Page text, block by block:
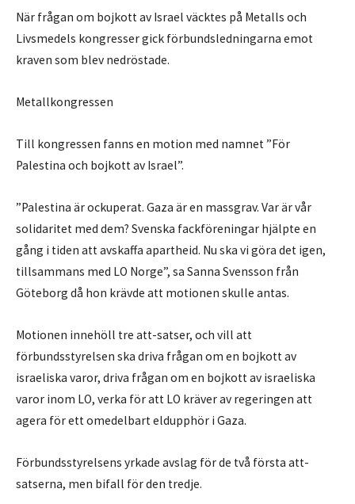
När frågan om bojkott av Israel väcktes på Metalls och
Livsmedels kongresser gick förbundsledningarna emot
kraven som blev nedröstade.
Metallkongressen
Till kongressen fanns en motion med namnet ”För
Palestina och bojkott av Israel”.
”Palestina är ockuperat. Gaza är en massgrav. Var är vår
solidaritet med dem? Svenska fackföreningar hjälpte en
gång i tiden att avskaffa apartheid. Nu ska vi göra det igen,
tillsammans med LO Norge”, sa Sanna Svensson från
Göteborg då hon krävde att motionen skulle antas.
Motionen innehöll tre att-satser, och vill att
förbundsstyrelsen ska driva frågan om en bojkott av
israeliska varor, driva frågan om en bojkott av israeliska
varor inom LO, verka för att LO kräver av regeringen att
agera för ett omedelbart eldupphör i Gaza.
Förbundsstyrelsens yrkade avslag för de två första att-
satserna, men bifall för den tredje.